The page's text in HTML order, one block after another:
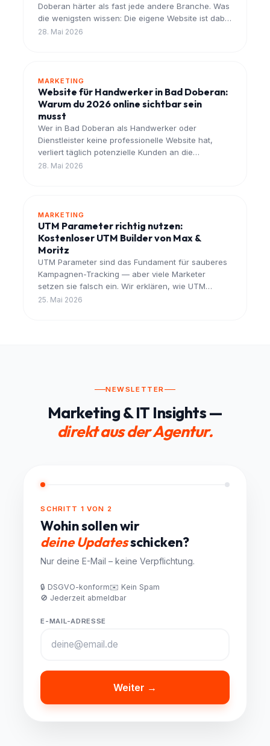
Doberan härter als fast jede andere Branche. Was
die wenigsten wissen: Die eigene Website ist dabei
oft das größte Hindernis - oder die stärkste Waffe.
28. Mai 2026
MARKETING
Website für Handwerker in Bad Doberan:
Warum du 2026 online sichtbar sein
musst
Wer in Bad Doberan als Handwerker oder
Dienstleister keine professionelle Website hat,
verliert täglich potenzielle Kunden an die
Konkurrenz. Wir zeigen, warum das so ist - und
28. Mai 2026
MARKETING
UTM Parameter richtig nutzen:
Kostenloser UTM Builder von Max &
Moritz
UTM Parameter sind das Fundament für sauberes
Kampagnen-Tracking — aber viele Marketer
setzen sie falsch ein. Wir erklären, wie UTM
Parameter funktionieren, worauf es ankommt, und
25. Mai 2026
NEWSLETTER
Marketing & IT Insights —
direkt aus der Agentur.
SCHRITT 1 VON 2
Wohin sollen wir
deine Updatesschicken?
Nur deine E-Mail – keine Verpflichtung.
🔒 DSGVO-konform✉️ Kein Spam
🚫 Jederzeit abmeldbar
E-MAIL-ADRESSE
Weiter →